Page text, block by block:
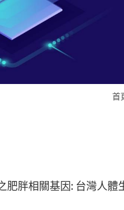
首
胖相關基因: 台灣人體